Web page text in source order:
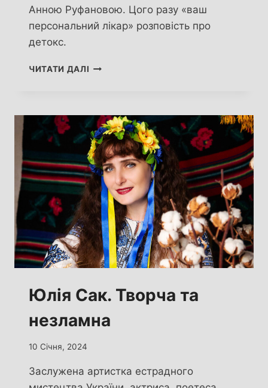
Анною Руфановою. Цого разу «ваш
персональний лікар» розповість про
детокс.
ЧИТАТИ ДАЛІ АННА
НОВОРІЧНИХ
СВЯТ
Юлія Сак. Творча та
незламна
10 Січня, 2024
Заслужена артистка естрадного